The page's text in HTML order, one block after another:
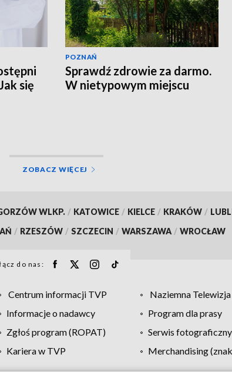
się
POZNAŃ
Sprawdź zdrowie za darmo.
W nietypowym miejscu
ZOBACZ WIĘCEJ
WLKP. / KATOWICE / KIELCE / KRAKÓW /
/ RZESZÓW / SZCZECIN / WARSZAWA / WROCŁAW
do nas:
Centrum informacji TVP Naziemna
Informacje o nadawcy
Program dla prasy
Zgłoś program (ROPAT)
Serwis fotograficzny
Kariera w TVP
Merchandising